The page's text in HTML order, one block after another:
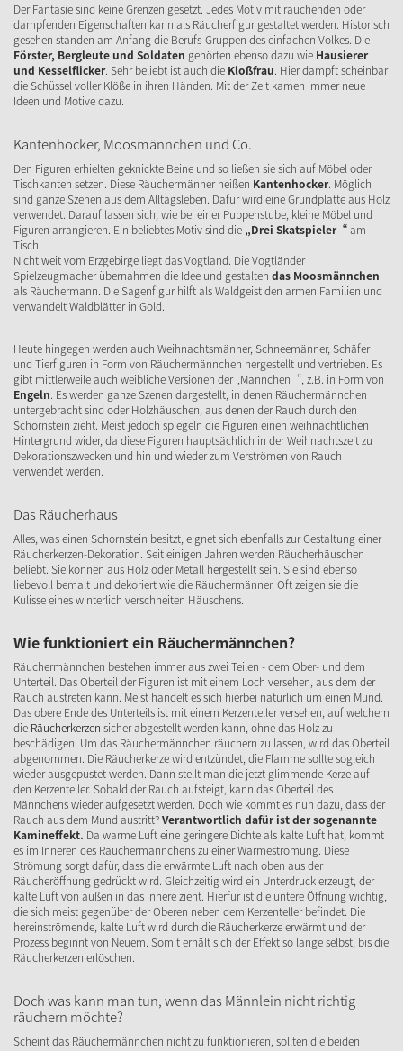
Der Fantasie sind keine Grenzen gesetzt. Jedes Motiv mit rauchenden oder
dampfenden Eigenschaften kann als Räucherfigur gestaltet werden. Historisch
gesehen standen am Anfang die Berufs-Gruppen des einfachen Volkes. Die
Förster, Bergleute und Soldaten gehörten ebenso dazu wie Hausierer
und Kesselflicker. Sehr beliebt ist auch die Kloßfrau. Hier dampft scheinbar
die Schüssel voller Klöße in ihren Händen. Mit der Zeit kamen immer neue
Ideen und Motive dazu.
Kantenhocker, Moosmännchen und Co.
Den Figuren erhielten geknickte Beine und so ließen sie sich auf Möbel oder
Tischkanten setzen. Diese Räuchermänner heißen Kantenhocker. Möglich
sind ganze Szenen aus dem Alltagsleben. Dafür wird eine Grundplatte aus Holz
verwendet. Darauf lassen sich, wie bei einer Puppenstube, kleine Möbel und
Figuren arrangieren. Ein beliebtes Motiv sind die „Drei Skatspieler“am
Tisch.
Nicht weit vom Erzgebirge liegt das Vogtland. Die Vogtländer
Spielzeugmacher übernahmen die Idee und gestalten das Moosmännchen
als Räuchermann. Die Sagenfigur hilft als Waldgeist den armen Familien und
verwandelt Waldblätter in Gold.
Heute hingegen werden auch Weihnachtsmänner, Schneemänner, Schäfer
und Tierfiguren in Form von Räuchermännchen hergestellt und vertrieben. Es
gibt mittlerweile auch weibliche Versionen der „Männchen“, z.B. in Form von
Engeln. Es werden ganze Szenen dargestellt, in denen Räuchermännchen
untergebracht sind oder Holzhäuschen, aus denen der Rauch durch den
Schornstein zieht. Meist jedoch spiegeln die Figuren einen weihnachtlichen
Hintergrund wider, da diese Figuren hauptsächlich in der Weihnachtszeit zu
Dekorationszwecken und hin und wieder zum Verströmen von Rauch
verwendet werden.
Das Räucherhaus
Alles, was einen Schornstein besitzt, eignet sich ebenfalls zur Gestaltung einer
Räucherkerzen-Dekoration. Seit einigen Jahren werden Räucherhäuschen
beliebt. Sie können aus Holz oder Metall hergestellt sein. Sie sind ebenso
liebevoll bemalt und dekoriert wie die Räuchermänner. Oft zeigen sie die
Kulisse eines winterlich verschneiten Häuschens.
Wie funktioniert ein Räuchermännchen?
Räuchermännchen bestehen immer aus zwei Teilen - dem Ober- und dem
Unterteil. Das Oberteil der Figuren ist mit einem Loch versehen, aus dem der
Rauch austreten kann. Meist handelt es sich hierbei natürlich um einen Mund.
Das obere Ende des Unterteils ist mit einem Kerzenteller versehen, auf welchem
die Räucherkerzen sicher abgestellt werden kann, ohne das Holz zu
beschädigen. Um das Räuchermännchen räuchern zu lassen, wird das Oberteil
abgenommen. Die Räucherkerze wird entzündet, die Flamme sollte sogleich
wieder ausgepustet werden. Dann stellt man die jetzt glimmende Kerze auf
den Kerzenteller. Sobald der Rauch aufsteigt, kann das Oberteil des
Männchens wieder aufgesetzt werden. Doch wie kommt es nun dazu, dass der
Rauch aus dem Mund austritt?Verantwortlich dafür ist der sogenannte
Kamineffekt. Da warme Luft eine geringere Dichte als kalte Luft hat, kommt
es im Inneren des Räuchermännchens zu einer Wärmeströmung. Diese
Strömung sorgt dafür, dass die erwärmte Luft nach oben aus der
Räucheröffnung gedrückt wird. Gleichzeitig wird ein Unterdruck erzeugt, der
kalte Luft von außen in das Innere zieht. Hierfür ist die untere Öffnung wichtig,
die sich meist gegenüber der Oberen neben dem Kerzenteller befindet. Die
hereinströmende, kalte Luft wird durch die Räucherkerze erwärmt und der
Prozess beginnt von Neuem. Somit erhält sich der Effekt so lange selbst, bis die
Räucherkerzen erlöschen.
Doch was kann man tun, wenn das Männlein nicht richtig
räuchern möchte?
Scheint das Räuchermännchen nicht zu funktionieren, sollten die beiden